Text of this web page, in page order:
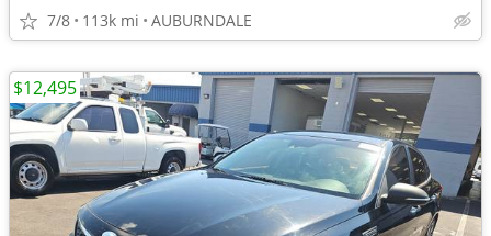
7/8 113k mi AUBURNDALE
$12,495